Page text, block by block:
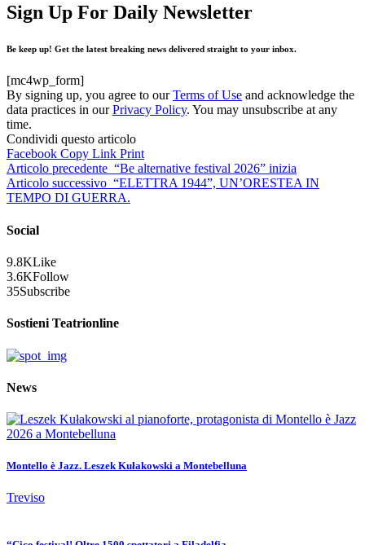
Sign Up For Daily Newsletter
Be keep up! Get the latest breaking news delivered straight to your inbox.
[mc4wp_form]
By signing up, you agree to ourTerms of Use and acknowledge the
data practices in ourPrivacy Policy. You may unsubscribe at any
time.
Condividi questo articolo
Facebook Copy Link Print
Articolo precedente “Be alternative festival 2026” inizia
Articolo successivo “ELETTRA 1944”, UN’ORESTEA IN
TEMPO DI GUERRA.
Social
9.8KLike
3.6KFollow
35Subscribe
Sostieni Teatrionline
News
Montello è Jazz. Leszek Kułakowski a Montebelluna
Treviso